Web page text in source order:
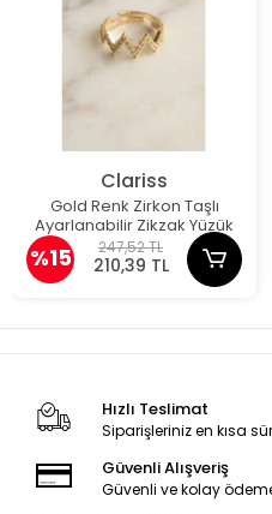
Clariss
Gold Renk Zirkon Taşlı
Ayarlanabilir Zikzak Yüzük
%15 247,52 TL
210,39 TL
Hızlı Teslimat
Siparişleriniz en kısa
Güvenli Alışveriş
Güvenli ve kolay